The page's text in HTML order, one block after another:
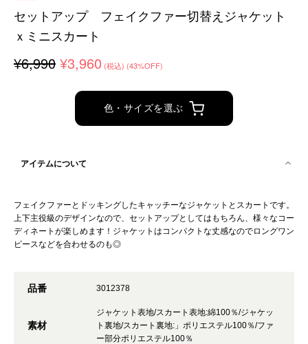
セットアップ フェイクファー切替えジャケット
ｘミニスカート
¥6,990 ¥3,960 (税込) (43%OFF)
色・サイズを選ぶ
アイテムについて
フェイクファーとドッキングしたキャッチーなジャケットとスカートです。
上下主役級のデザインなので、セットアップとしてはもちろん、様々なコー
ディネートが楽しめます！ジャケットはコンパクトな丈感なのでロングワン
ピースなどを合わせるのも◎
品番 3012378
素材
ジャケット表地/スカート表地:綿100％/ジャケッ
ト裏地/スカート裏地:」ポリエステル100％/ファ
ー部分ポリエステル100％